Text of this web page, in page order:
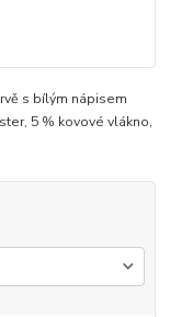
s bílým nápisem
5 % kovové vlákno,